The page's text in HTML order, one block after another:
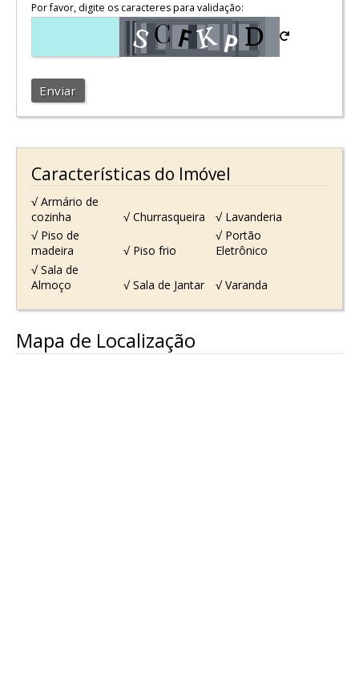
Por favor, digite os caracteres para validação:
Enviar
Características do Imóvel
√ Armário de
cozinha
√ Churrasqueira
√ Lavanderia
√ Piso de
madeira
√ Piso frio
√ Portão
Eletrônico
√ Sala de
Almoço
√ Sala de Jantar √ Varanda
Mapa de Localização